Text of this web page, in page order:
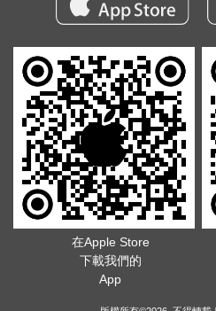
在Apple Store
下載我們的
App